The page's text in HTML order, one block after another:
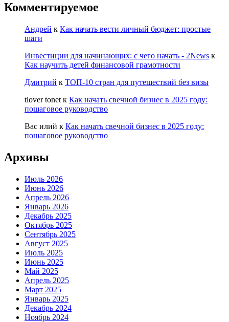
Комментируемое
Андрей к Как начать вести личный бюджет: простые
шаги
Инвестиции для начинающих: с чего начать - 2News к
Как научить детей финансовой грамотности
Дмитрий к ТОП-10 стран для путешествий без визы
tlover tonet к Как начать свечной бизнес в 2025 году:
пошаговое руководство
Вас илий к Как начать свечной бизнес в 2025 году:
пошаговое руководство
Архивы
Июль 2026
Июнь 2026
Апрель 2026
Январь 2026
Декабрь 2025
Октябрь 2025
Сентябрь 2025
Август 2025
Июль 2025
Июнь 2025
Май 2025
Апрель 2025
Март 2025
Январь 2025
Декабрь 2024
Ноябрь 2024